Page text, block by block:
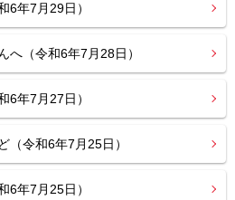
6年7月29日）
へ（令和6年7月28日）
6年7月27日）
（令和6年7月25日）
6年7月25日）